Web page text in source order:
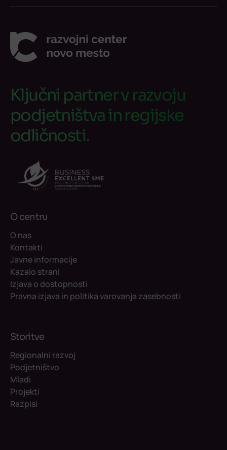
Ključni partner v razvoju
podjetništva in regijske
odličnosti.
O centru
O nas
Kontakti
Javne informacije
Kazalo strani
Izjava o dostopnosti
Pravna izjava in politika varovanja zasebnosti
Storitve
Regionalni razvoj
Podjetništvo
Mladi
Projekti
Razpisi